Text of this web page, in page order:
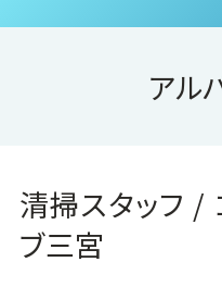
アル
清掃スタッフ /
ブ三宮